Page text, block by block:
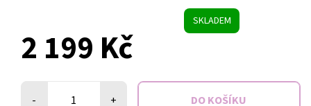
SKLADEM
2 199 Kč
- +